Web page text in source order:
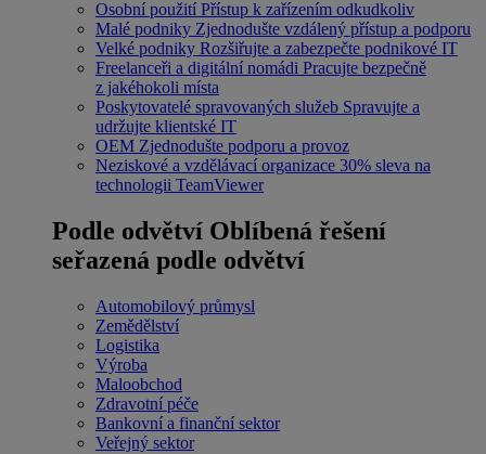
Osobní použití Přístup k zařízením odkudkoliv
Malé podniky Zjednodušte vzdálený přístup a podporu
Velké podniky Rozšiřujte a zabezpečte podnikové IT
Freelanceři a digitální nomádi Pracujte bezpečně
z jakéhokoli místa
Poskytovatelé spravovaných služeb Spravujte a
udržujte klientské IT
OEM Zjednodušte podporu a provoz
Neziskové a vzdělávací organizace 30% sleva na
technologii TeamViewer
Podle odvětví Oblíbená řešení
seřazená podle odvětví
Automobilový průmysl
Zemědělství
Logistika
Výroba
Maloobchod
Zdravotní péče
Bankovní a finanční sektor
Veřejný sektor